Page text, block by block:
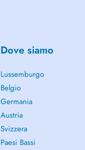
Dove siamo
Lussemburgo
Belgio
Germania
Austria
Svizzera
Paesi Bassi